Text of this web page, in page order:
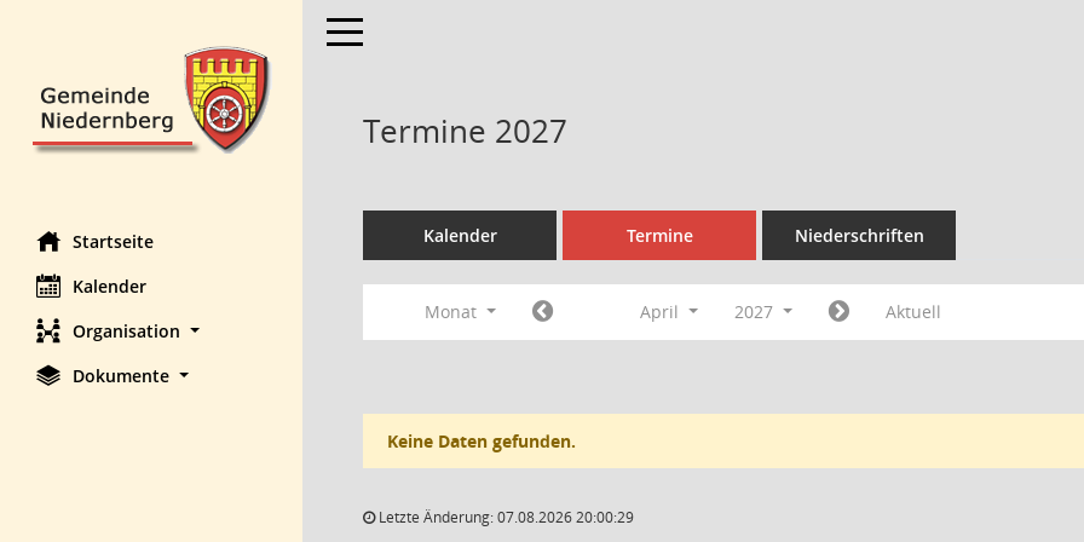
Startseite
Kalender
Organisation
Dokumente
Toggle navigation
Termine 2027
Kalender Termine Niederschriften
Monat April 2027 Aktuell
Keine Daten gefunden.
Letzte Änderung: 07.08.2026 20:00:29